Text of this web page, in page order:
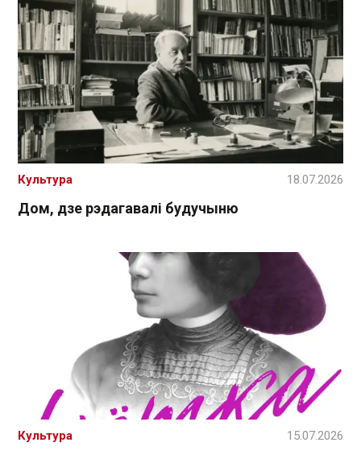
Дом, дзе рэдагавалі будучыню
Культура 18.07.2026
Культура 15.07.2026